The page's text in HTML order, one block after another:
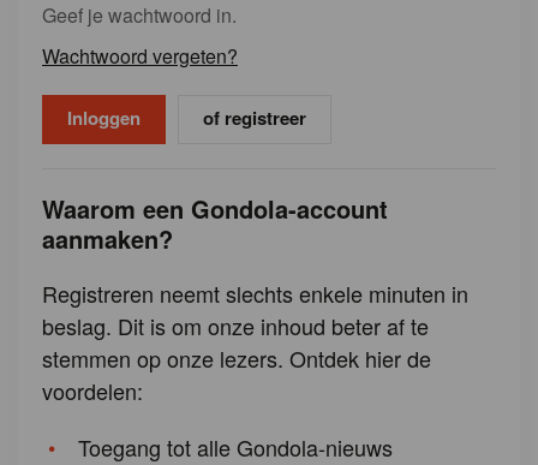
Geef je wachtwoord in.
Wachtwoord vergeten?
of registreer
Waarom een Gondola-account
aanmaken?
Registreren neemt slechts enkele minuten in
beslag. Dit is om onze inhoud beter af te
stemmen op onze lezers. Ontdek hier de
voordelen:
Toegang tot alle Gondola-nieuws